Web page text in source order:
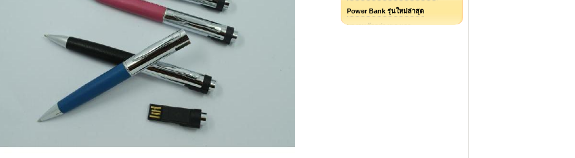
Power Bank รุ่นใหม่ล่าสุด
ผลงานตัวอย่างของเรา